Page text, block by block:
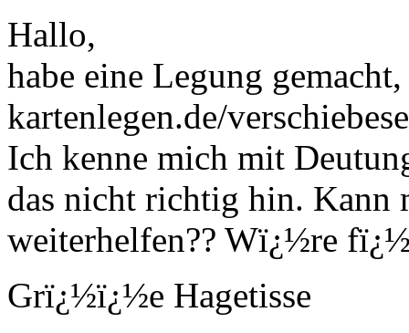
Hallo,
habe eine Legung
kartenlegen.de/
Ich kenne mich mit
das nicht richtig hin. Kann
weiterhelfen?? Wï¿½re
Grï¿½ï¿½e Hagetisse